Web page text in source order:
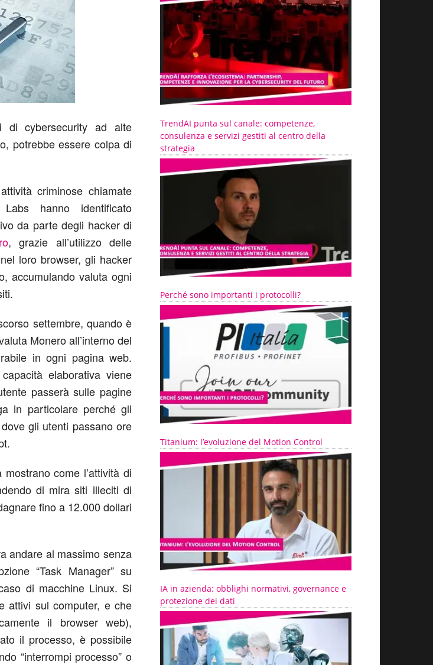
di cybersecurity ad alte
potrebbe essere colpa di
criminose chiamate
hanno identificato
da parte degli hacker di
, grazie all’utilizzo delle
loro browser, gli hacker
accumulando valuta ogni
settembre, quando è
Monero all’interno del
in ogni pagina web.
elaborativa viene
passerà sulle pagine
in particolare perché gli
gli utenti passano ore
come l’attività di
di mira siti illeciti di
fino a 12.000 dollari
andare al massimo senza
“Task Manager” su
di macchine Linux. Si
attivi sul computer, e che
il browser web),
il processo, è possibile
“interrompi processo” o
TrendAI punta sul canale: competenze,
consulenza e servizi gestiti al centro della
strategia
Perché sono importanti i protocolli?
Titanium: l’evoluzione del Motion Control
IA in azienda: obblighi normativi, governance e
protezione dei dati